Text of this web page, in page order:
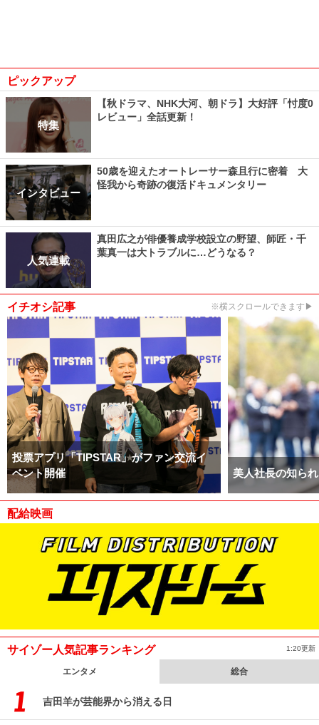
ピックアップ
特集
【秋ドラマ、NHK大河、朝ドラ】大好評「忖度0
レビュー」全話更新！
インタビュー
50歳を迎えたオートレーサー森且行に密着 大
怪我から奇跡の復活ドキュメンタリー
人気連載
真田広之が俳優養成学校設立の野望、師匠・千
葉真一は大トラブルに…どうなる？
イチオシ記事 ※横スクロールできます▶
投票アプリ「TIPSTAR」がファン交流イ
ベント開催
美人社長の知ら
配給映画
サイゾー人気記事ランキング 1:20更新
エンタメ 総合
吉田羊が芸能界から消える日